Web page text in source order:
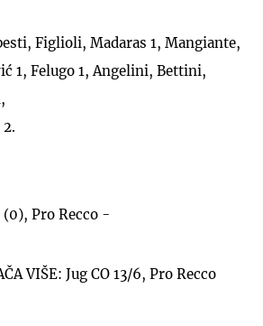
Figlioli, Madaras 1, Mangiante,
1, Felugo 1, Angelini, Bettini,
(0), Pro Recco -
VIŠE: Jug CO 13/6, Pro Recco